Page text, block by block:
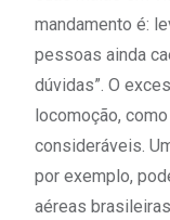
mandamento é:
pessoas ainda
dúvidas”. O
locomoção,
consideráveis.
por exemplo,
aéreas